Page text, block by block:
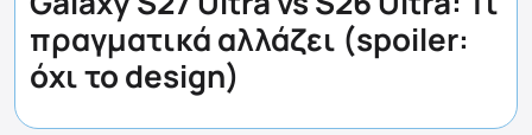
πραγματικά αλλάζει (spoiler:
όχι το design)